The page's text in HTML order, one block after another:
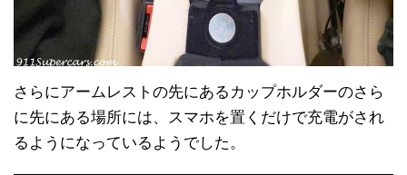
さらにアームレストの先にあるカップホルダーのさら
に先にある場所には、スマホを置くだけで充電がされ
るようになっているようでした。